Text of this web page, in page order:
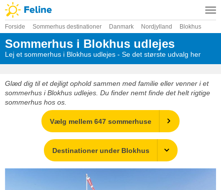
Forside Sommerhus destinationer Danmark Nordjylland Blokhus
Sommerhus i Blokhus udlejes
Lej et sommerhus i Blokhus udlejes - Se det største udvalg her
Glæd dig til et dejligt ophold sammen med familie eller venner i et
sommerhus i Blokhus udlejes. Du finder nemt finde det helt rigtige
sommerhus hos os.
Vælg mellem 647 sommerhuse
Destinationer under Blokhus